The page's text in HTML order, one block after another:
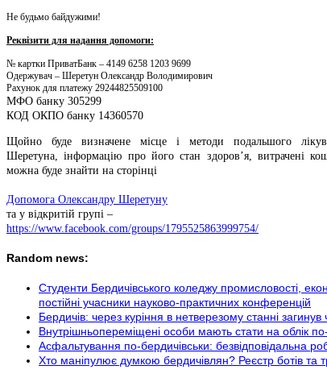
Не будьмо байдужими!
Реквізити для надання допомоги:
№ картки ПриватБанк – 4149 6258 1203 9699
Одержувач – Шеретун Олександр Володимирович
Рахунок для платежу 29244825509100
МФО банку 305299
КОД ОКПО банку 14360570
Щойно буде визначене місце і методи подальшого
Шеретуна, інформацію про його стан здоров’я, витрачені
можна буде знайти на сторінці
Допомога Олександру Шеретуну
та у відкритій групі –
https://www.facebook.com/groups/1795525863999754/
Random news:
Студенти Бердичівського коледжу промисловості,
постійні учасники науково-практичних конференцій
Бердичів: через куріння в нетверезому станні загинув
Внутрішньопереміщені особи мають стати на облік
Асфальтування по-бердичівськи: безвідповідальна
Хто маніпулює думкою бердичівлян? Реєстр ботів та